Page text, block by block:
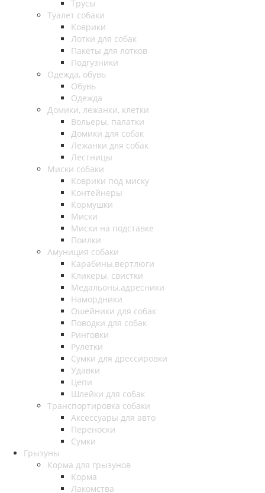
Трусы
Туалет собаки
Коврики
Лотки для собак
Пакеты для лотков
Подгузники
Одежда, обувь
Обувь
Одежда
Домики, лежанки, клетки
Вольеры, палатки
Домики для собак
Лежанки для собак
Лестницы
Миски собаки
Коврики под миску
Контейнеры
Кормушки
Миски
Миски на подставке
Поилки
Амуниция собаки
Карабины,вертлюги
Кликеры, свистки
Медальоны,адресники
Намордники
Ошейники для собак
Поводки для собак
Ринговки
Рулетки
Сумки для дрессировки
Удавки
Цепи
Шлейки для собак
Транспортировка собаки
Аксессуары для авто
Переноски
Сумки
Грызуны
Корма для грызунов
Корма
Лакомства